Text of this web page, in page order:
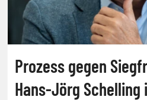
Prozess gegen
Hans-Jörg